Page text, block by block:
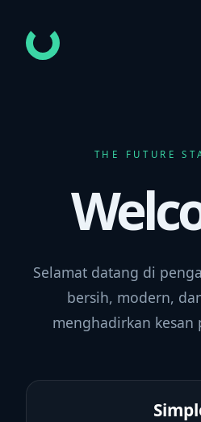
THE FUTURE
Selamat datang di
bersih, modern,
menghadirkan kesan